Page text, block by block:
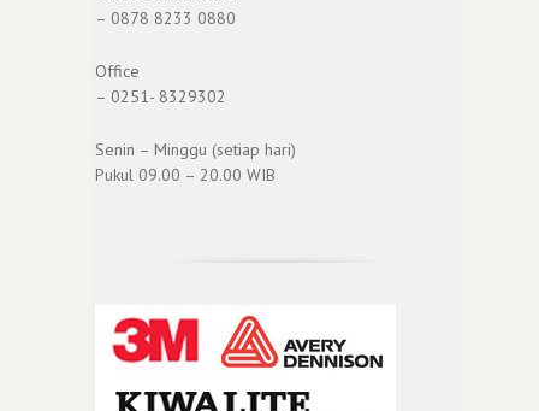
– 0878 8233 0880
Office
– 0251- 8329302
Senin – Minggu (setiap hari)
Pukul 09.00 – 20.00 WIB